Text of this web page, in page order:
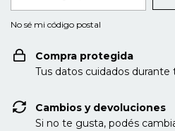
No sé mi código postal
Compra protegida
Tus datos cuidados durante
Cambios y devoluciones
Si no te gusta, podés